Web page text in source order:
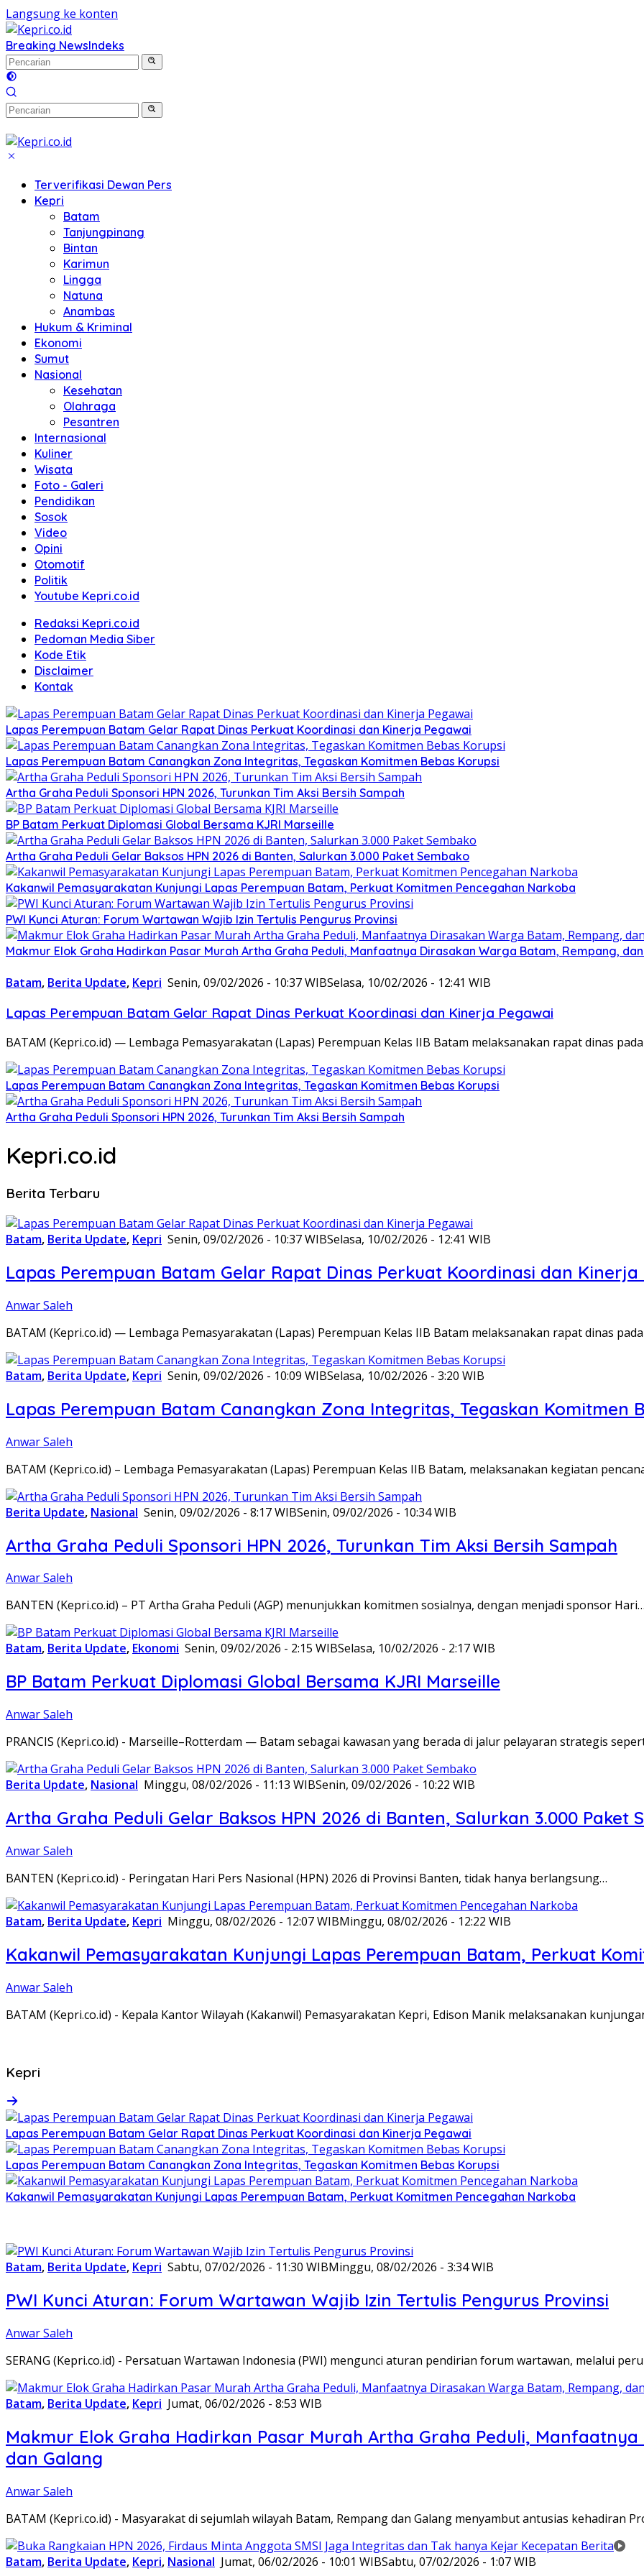
Langsung ke konten
Breaking NewsIndeks
Terverifikasi Dewan Pers
Kepri
Batam
Tanjungpinang
Bintan
Karimun
Lingga
Natuna
Anambas
Hukum & Kriminal
Ekonomi
Sumut
Nasional
Kesehatan
Olahraga
Pesantren
Internasional
Kuliner
Wisata
Foto - Galeri
Pendidikan
Sosok
Video
Opini
Otomotif
Politik
Youtube Kepri.co.id
Redaksi Kepri.co.id
Pedoman Media Siber
Kode Etik
Disclaimer
Kontak
Lapas Perempuan Batam Gelar Rapat Dinas Perkuat Koordinasi dan Kinerja Pegawai
Lapas Perempuan Batam Canangkan Zona Integritas, Tegaskan Komitmen Bebas Korupsi
Artha Graha Peduli Sponsori HPN 2026, Turunkan Tim Aksi Bersih Sampah
BP Batam Perkuat Diplomasi Global Bersama KJRI Marseille
Artha Graha Peduli Gelar Baksos HPN 2026 di Banten, Salurkan 3.000 Paket Sembako
Kakanwil Pemasyarakatan Kunjungi Lapas Perempuan Batam, Perkuat Komitmen Pencegahan Narkoba
PWI Kunci Aturan: Forum Wartawan Wajib Izin Tertulis Pengurus Provinsi
Makmur Elok Graha Hadirkan Pasar Murah Artha Graha Peduli, Manfaatnya Dirasakan Warga Batam, Rempang,
Batam, Berita Update, Kepri Senin, 09/02/2026 - 10:37 WIBSelasa, 10/02/2026 - 12:41 WIB
Lapas Perempuan Batam Gelar Rapat Dinas Perkuat Koordinasi dan Kinerja Pegawai
BATAM (Kepri.co.id) — Lembaga Pemasyarakatan (Lapas) Perempuan Kelas IIB Batam melaksanakan rapat dinas
Lapas Perempuan Batam Canangkan Zona Integritas, Tegaskan Komitmen Bebas Korupsi
Artha Graha Peduli Sponsori HPN 2026, Turunkan Tim Aksi Bersih Sampah
Kepri.co.id
Berita Terbaru
Batam, Berita Update, Kepri Senin, 09/02/2026 - 10:37 WIBSelasa, 10/02/2026 - 12:41 WIB
Lapas Perempuan Batam Gelar Rapat Dinas Perkuat Koordinasi dan Kinerja
Anwar Saleh
BATAM (Kepri.co.id) — Lembaga Pemasyarakatan (Lapas) Perempuan Kelas IIB Batam melaksanakan rapat dinas
Batam, Berita Update, Kepri Senin, 09/02/2026 - 10:09 WIBSelasa, 10/02/2026 - 3:20 WIB
Lapas Perempuan Batam Canangkan Zona Integritas, Tegaskan Komitmen
Anwar Saleh
BATAM (Kepri.co.id) – Lembaga Pemasyarakatan (Lapas) Perempuan Kelas IIB Batam, melaksanakan kegiatan
Berita Update, Nasional Senin, 09/02/2026 - 8:17 WIBSenin, 09/02/2026 - 10:34 WIB
Artha Graha Peduli Sponsori HPN 2026, Turunkan Tim Aksi Bersih Sampah
Anwar Saleh
BANTEN (Kepri.co.id) – PT Artha Graha Peduli (AGP) menunjukkan komitmen sosialnya, dengan menjadi sponsor Hari…
Batam, Berita Update, Ekonomi Senin, 09/02/2026 - 2:15 WIBSelasa, 10/02/2026 - 2:17 WIB
BP Batam Perkuat Diplomasi Global Bersama KJRI Marseille
Anwar Saleh
PRANCIS (Kepri.co.id) - Marseille–Rotterdam — Batam sebagai kawasan yang berada di jalur pelayaran strategis
Berita Update, Nasional Minggu, 08/02/2026 - 11:13 WIBSenin, 09/02/2026 - 10:22 WIB
Artha Graha Peduli Gelar Baksos HPN 2026 di Banten, Salurkan 3.000 Paket
Anwar Saleh
BANTEN (Kepri.co.id) - Peringatan Hari Pers Nasional (HPN) 2026 di Provinsi Banten, tidak hanya berlangsung…
Batam, Berita Update, Kepri Minggu, 08/02/2026 - 12:07 WIBMinggu, 08/02/2026 - 12:22 WIB
Kakanwil Pemasyarakatan Kunjungi Lapas Perempuan Batam, Perkuat
Anwar Saleh
BATAM (Kepri.co.id) - Kepala Kantor Wilayah (Kakanwil) Pemasyarakatan Kepri, Edison Manik melaksanakan
Kepri
Lapas Perempuan Batam Gelar Rapat Dinas Perkuat Koordinasi dan Kinerja Pegawai
Lapas Perempuan Batam Canangkan Zona Integritas, Tegaskan Komitmen Bebas Korupsi
Kakanwil Pemasyarakatan Kunjungi Lapas Perempuan Batam, Perkuat Komitmen Pencegahan Narkoba
Batam, Berita Update, Kepri Sabtu, 07/02/2026 - 11:30 WIBMinggu, 08/02/2026 - 3:34 WIB
PWI Kunci Aturan: Forum Wartawan Wajib Izin Tertulis Pengurus Provinsi
Anwar Saleh
SERANG (Kepri.co.id) - Persatuan Wartawan Indonesia (PWI) mengunci aturan pendirian forum wartawan, melalui
Batam, Berita Update, Kepri Jumat, 06/02/2026 - 8:53 WIB
Makmur Elok Graha Hadirkan Pasar Murah Artha Graha Peduli,
dan Galang
Anwar Saleh
BATAM (Kepri.co.id) - Masyarakat di sejumlah wilayah Batam, Rempang dan Galang menyambut antusias kehadiran
Batam, Berita Update, Kepri, Nasional Jumat, 06/02/2026 - 10:01 WIBSabtu, 07/02/2026 - 1:07 WIB